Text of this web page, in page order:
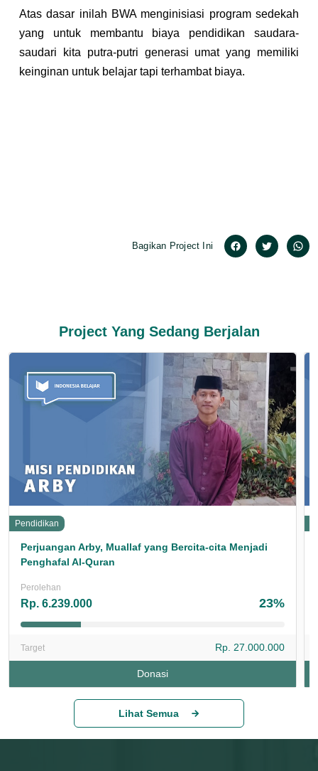
Atas dasar inilah BWA menginisiasi program sedekah
yang untuk membantu biaya pendidikan saudara-
saudari kita putra-putri generasi umat yang memiliki
keinginan untuk belajar tapi terhambat biaya.
Bagikan Project Ini
Project Yang Sedang Berjalan
Pendidikan
Perjuangan Arby, Muallaf yang Bercita-cita Menjadi
Penghafal Al-Quran
Perolehan
Rp. 6.239.000 23%
Target Rp. 27.000.000
Donasi
Lihat Semua